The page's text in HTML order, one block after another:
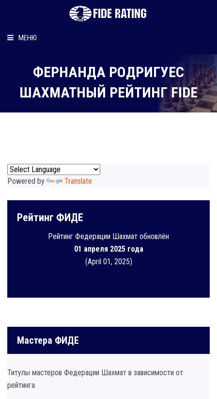
МЕНЮ
Рейтинг шахматиста
Персональный информер
ФЕРНАНДА РОДРИГУЕС
ШАХМАТНЫЙ РЕЙТИНГ FIDE
Powered by Translate
Рейтинг ФИДЕ
Рейтинг Федерации Шахмат обновлён
01 апреля 2025 года
(April 01, 2025)
Мастера ФИДЕ
Титулы мастеров Федерации Шахмат в зависимости от
рейтинга.